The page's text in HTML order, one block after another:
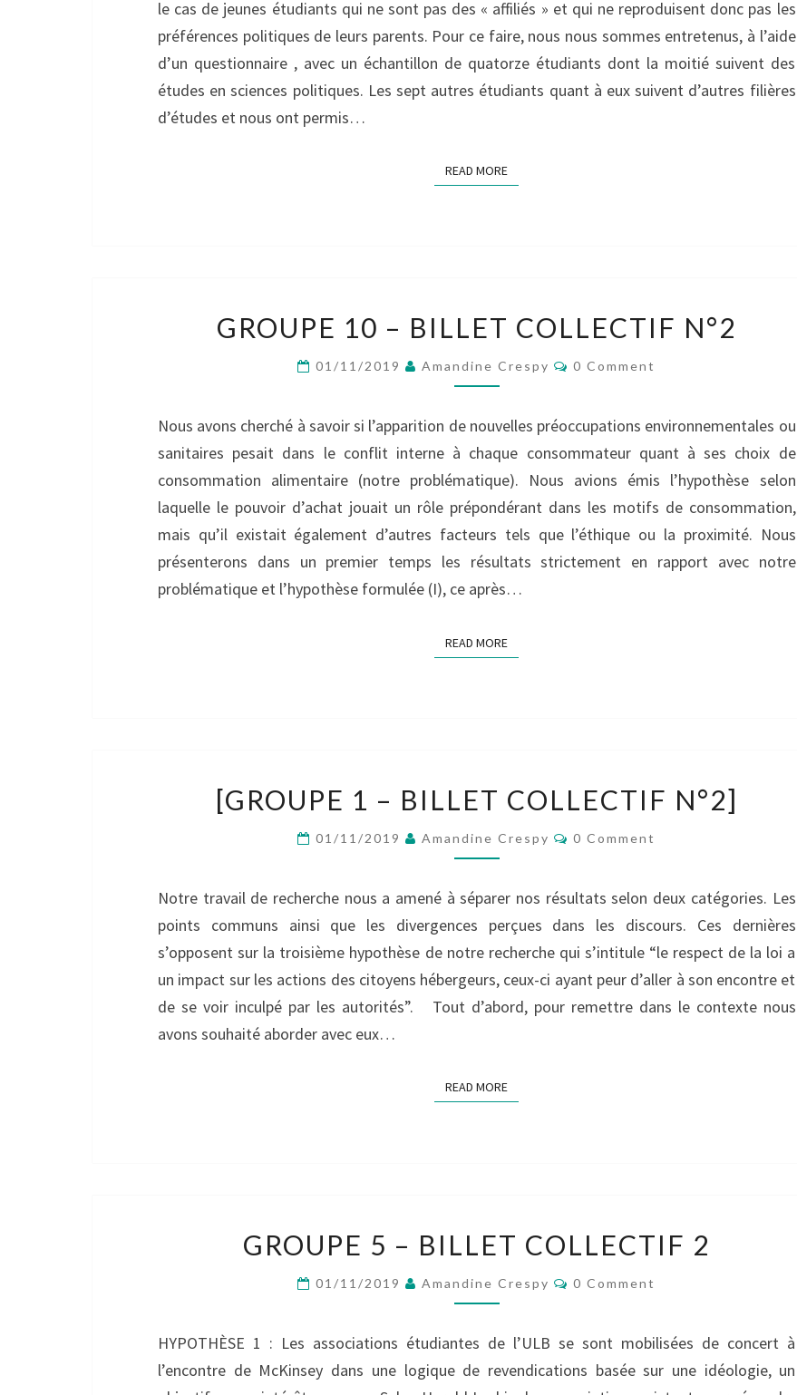
le cas de jeunes étudiants qui ne sont pas des « affiliés » et qui ne reproduisent donc pas les
préférences politiques de leurs parents. Pour ce faire, nous nous sommes entretenus, à l’aide
d’un questionnaire , avec un échantillon de quatorze étudiants dont la moitié suivent des
études en sciences politiques. Les sept autres étudiants quant à eux suivent d’autres filières
d’études et nous ont permis…
READ MOREREAD MORE
10
BILLET
N°2
GROUPE 10 – BILLET COLLECTIF N°2
01/11/2019 Amandine Crespy Comments
0 Comment
Nous avons cherché à savoir si l’apparition de nouvelles préoccupations environnementales ou
sanitaires pesait dans le conflit interne à chaque consommateur quant à ses choix de
consommation alimentaire (notre problématique). Nous avions émis l’hypothèse selon
laquelle le pouvoir d’achat jouait un rôle prépondérant dans les motifs de consommation,
mais qu’il existait également d’autres facteurs tels que l’éthique ou la proximité. Nous
présenterons dans un premier temps les résultats strictement en rapport avec notre
problématique et l’hypothèse formulée (I), ce après…
READ MOREREAD MORE
1
BILLET
N°2]
[GROUPE 1 – BILLET COLLECTIF N°2]
01/11/2019 Amandine Crespy Comments
0 Comment
Notre travail de recherche nous a amené à séparer nos résultats selon deux catégories. Les
points communs ainsi que les divergences perçues dans les discours. Ces dernières
s’opposent sur la troisième hypothèse de notre recherche qui s’intitule “le respect de la loi a
un impact sur les actions des citoyens hébergeurs, ceux-ci ayant peur d’aller à son encontre et
de se voir inculpé par les autorités”. Tout d’abord, pour remettre dans le contexte nous
avons souhaité aborder avec eux…
READ MOREREAD MORE
5
BILLET
2
GROUPE 5 – BILLET COLLECTIF 2
01/11/2019 Amandine Crespy Comments
0 Comment
HYPOTHÈSE 1 : Les associations étudiantes de l’ULB se sont mobilisées de concert à
l’encontre de McKinsey dans une logique de revendications basée sur une idéologie, un